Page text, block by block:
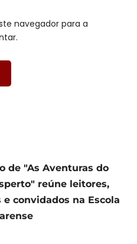
navegador para a
de "As Aventuras do
reúne leitores,
e convidados na Escola